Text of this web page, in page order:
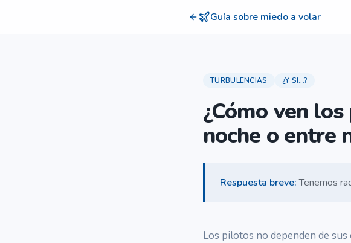
Guía sobre miedo a volar
TURBULENCIAS ¿Y SI...?
¿Cómo ven
noche o entre
Respuesta breve:Tenemos
Los pilotos no dependen de